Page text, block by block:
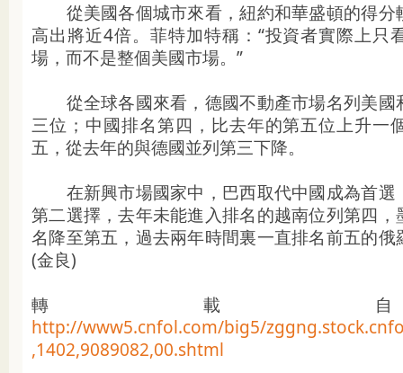
從美國各個城市來看，紐約和華盛頓的得分
高出將近4倍。菲特加特稱：“投資者實際上只
場，而不是整個美國市場。”
從全球各國來看，德國不動產市場名列美國
三位；中國排名第四，比去年的第五位上升一
五，從去年的與德國並列第三下降。
在新興市場國家中，巴西取代中國成為首選
第二選擇，去年未能進入排名的越南位列第四
名降至第五，過去兩年時間裏一直排名前五的
(金良)
轉載
http://www5.cnfol.com/big5/
,1402,9089082,00.shtml